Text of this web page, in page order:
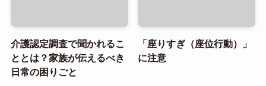
介護認定調査で聞かれるこ
ととは？家族が伝えるべき
日常の困りごと
「座りすぎ（座位行動）」
に注意